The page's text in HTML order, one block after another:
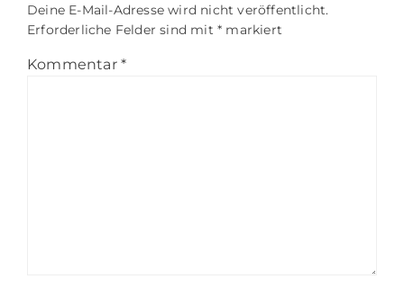
Deine E-Mail-Adresse wird nicht veröffentlicht.
Erforderliche Felder sind mit * markiert
Kommentar *